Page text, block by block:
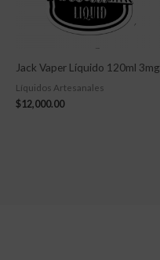
Jack Vaper Líquido 120ml 3mg
Líquidos Artesanales
$12,000.00